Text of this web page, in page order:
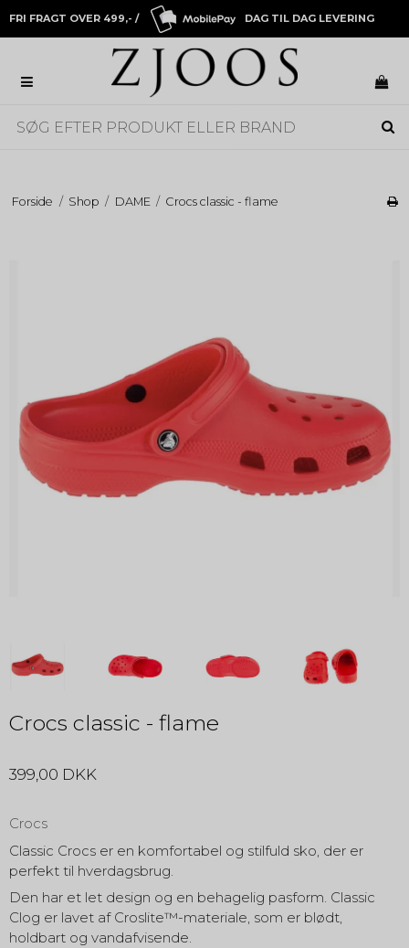
FRI FRAGT OVER 499,- / DAG TIL DAG LEVERING
Forside / Shop / DAME / Crocs classic - flame
Crocs classic - flame
399,00 DKK
Crocs
Classic Crocs er en komfortabel og stilfuld sko, der er
perfekt til hverdagsbrug.
Den har et let design og en behagelig pasform. Classic
Clog er lavet af Croslite™-materiale, som er blødt,
holdbart og vandafvisende.